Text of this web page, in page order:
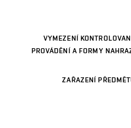
VYMEZENÍ
PROVÁDĚNÍ A FORMY
ZAŘAZENÍ